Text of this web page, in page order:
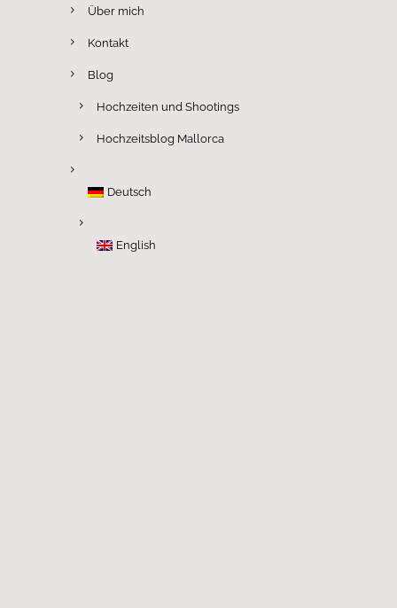
Über mich
Kontakt
Blog
Hochzeiten und Shootings
Hochzeitsblog Mallorca
Deutsch
English